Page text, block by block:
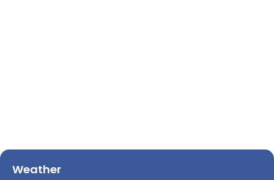
Weather